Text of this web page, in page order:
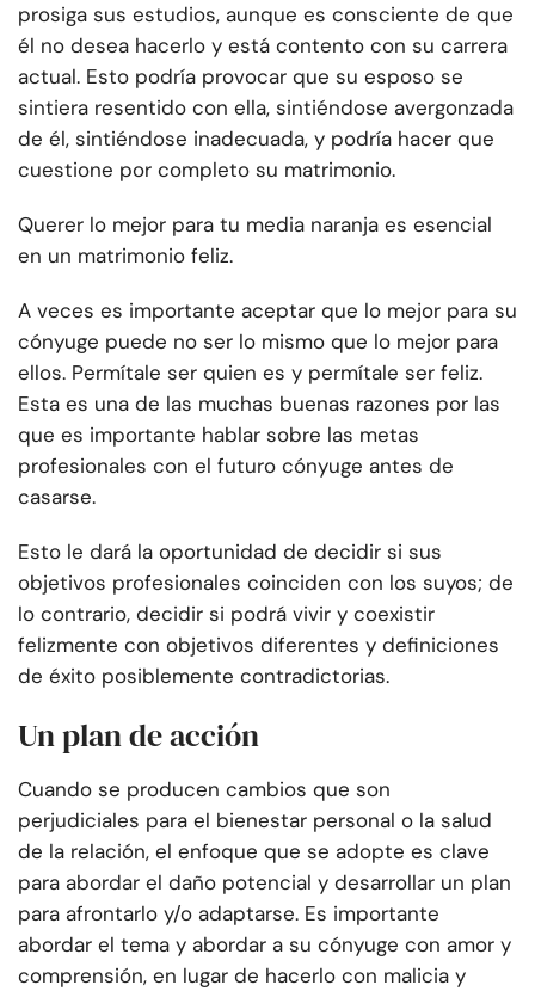
prosiga sus estudios, aunque es consciente de que
él no desea hacerlo y está contento con su carrera
actual. Esto podría provocar que su esposo se
sintiera resentido con ella, sintiéndose avergonzada
de él, sintiéndose inadecuada, y podría hacer que
cuestione por completo su matrimonio.
Querer lo mejor para tu media naranja es esencial
en un matrimonio feliz.
A veces es importante aceptar que lo mejor para su
cónyuge puede no ser lo mismo que lo mejor para
ellos. Permítale ser quien es y permítale ser feliz.
Esta es una de las muchas buenas razones por las
que es importante hablar sobre las metas
profesionales con el futuro cónyuge antes de
casarse.
Esto le dará la oportunidad de decidir si sus
objetivos profesionales coinciden con los suyos; de
lo contrario, decidir si podrá vivir y coexistir
felizmente con objetivos diferentes y definiciones
de éxito posiblemente contradictorias.
Un plan de acción
Cuando se producen cambios que son
perjudiciales para el bienestar personal o la salud
de la relación, el enfoque que se adopte es clave
para abordar el daño potencial y desarrollar un plan
para afrontarlo y/o adaptarse. Es importante
abordar el tema y abordar a su cónyuge con amor y
comprensión, en lugar de hacerlo con malicia y